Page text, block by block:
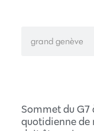
Sommet du G7
quotidienne de